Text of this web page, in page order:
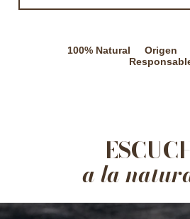
100% Natural
Origen
a la